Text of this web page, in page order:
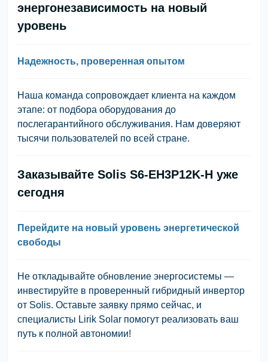
энергонезависимость на новый
уровень
Надежность, проверенная опытом
Наша команда сопровождает клиента на каждом
этапе: от подбора оборудования до
послегарантийного обслуживания. Нам доверяют
тысячи пользователей по всей стране.
Заказывайте Solis S6-EH3P12K-H уже
сегодня
Перейдите на новый уровень энергетической
свободы
Не откладывайте обновление энергосистемы —
инвестируйте в проверенный гибридный инвертор
от Solis. Оставьте заявку прямо сейчас, и
специалисты Lirik Solar помогут реализовать ваш
путь к полной автономии!